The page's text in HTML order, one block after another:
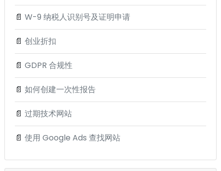
📄 W-9 纳税人识别号及证明申请
📄 创业折扣
📄 GDPR 合规性
📄 如何创建一次性报告
📄 过期技术网站
📄 使用 Google Ads 查找网站